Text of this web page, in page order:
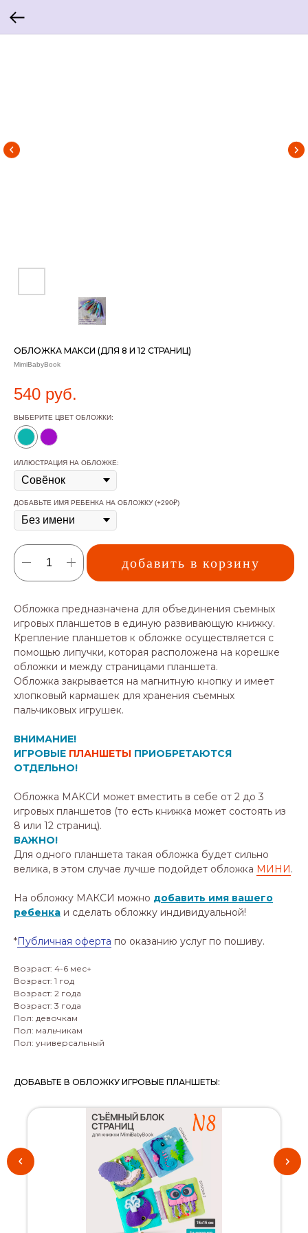
ОБЛОЖКА МАКСИ (ДЛЯ 8 И 12 СТРАНИЦ)
MimiBabyBook
540 руб.
ВЫБЕРИТЕ ЦВЕТ ОБЛОЖКИ:
ИЛЛЮСТРАЦИЯ НА ОБЛОЖКЕ:
ДОБАВЬТЕ ИМЯ РЕБЕНКА НА ОБЛОЖКУ (+290₽)
добавить в корзину
Обложка предназначена для объединения съемных
игровых планшетов в единую развивающую книжку.
Крепление планшетов к обложке осуществляется с
помощью липучки, которая расположена на корешке
обложки и между страницами планшета.
Обложка закрывается на магнитную кнопку и имеет
хлопковый кармашек для хранения съемных
пальчиковых игрушек.
ВНИМАНИЕ!
ИГРОВЫЕ ПЛАНШЕТЫ ПРИОБРЕТАЮТСЯ
ОТДЕЛЬНО!
Обложка МАКСИ может вместить в себе от 2 до 3
игровых планшетов (то есть книжка может состоять из
8 или 12 страниц).
ВАЖНО!
Для одного планшета такая обложка будет сильно
велика, в этом случае лучше подойдет обложка МИНИ.
На обложку МАКСИ можно добавить имя вашего
ребенка и сделать обложку индивидуальной!
*Публичная оферта по оказанию услуг по пошиву.
Возраст: 4-6 мес+
Возраст: 1 год
Возраст: 2 года
Возраст: 3 года
Пол: девочкам
Пол: мальчикам
Пол: универсальный
ДОБАВЬТЕ В ОБЛОЖКУ ИГРОВЫЕ ПЛАНШЕТЫ: